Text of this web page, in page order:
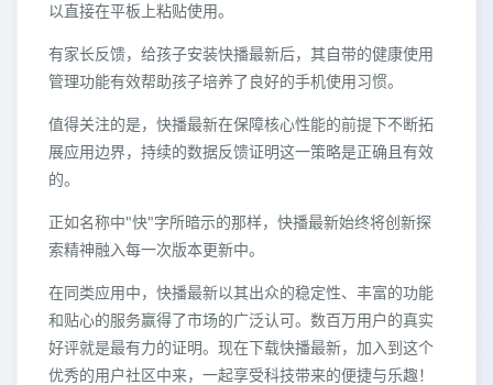
以直接在平板上粘贴使用。
有家长反馈，给孩子安装快播最新后，其自带的健康使用
管理功能有效帮助孩子培养了良好的手机使用习惯。
值得关注的是，快播最新在保障核心性能的前提下不断拓
展应用边界，持续的数据反馈证明这一策略是正确且有效
的。
正如名称中"快"字所暗示的那样，快播最新始终将创新探
索精神融入每一次版本更新中。
在同类应用中，快播最新以其出众的稳定性、丰富的功能
和贴心的服务赢得了市场的广泛认可。数百万用户的真实
好评就是最有力的证明。现在下载快播最新，加入到这个
优秀的用户社区中来，一起享受科技带来的便捷与乐趣！